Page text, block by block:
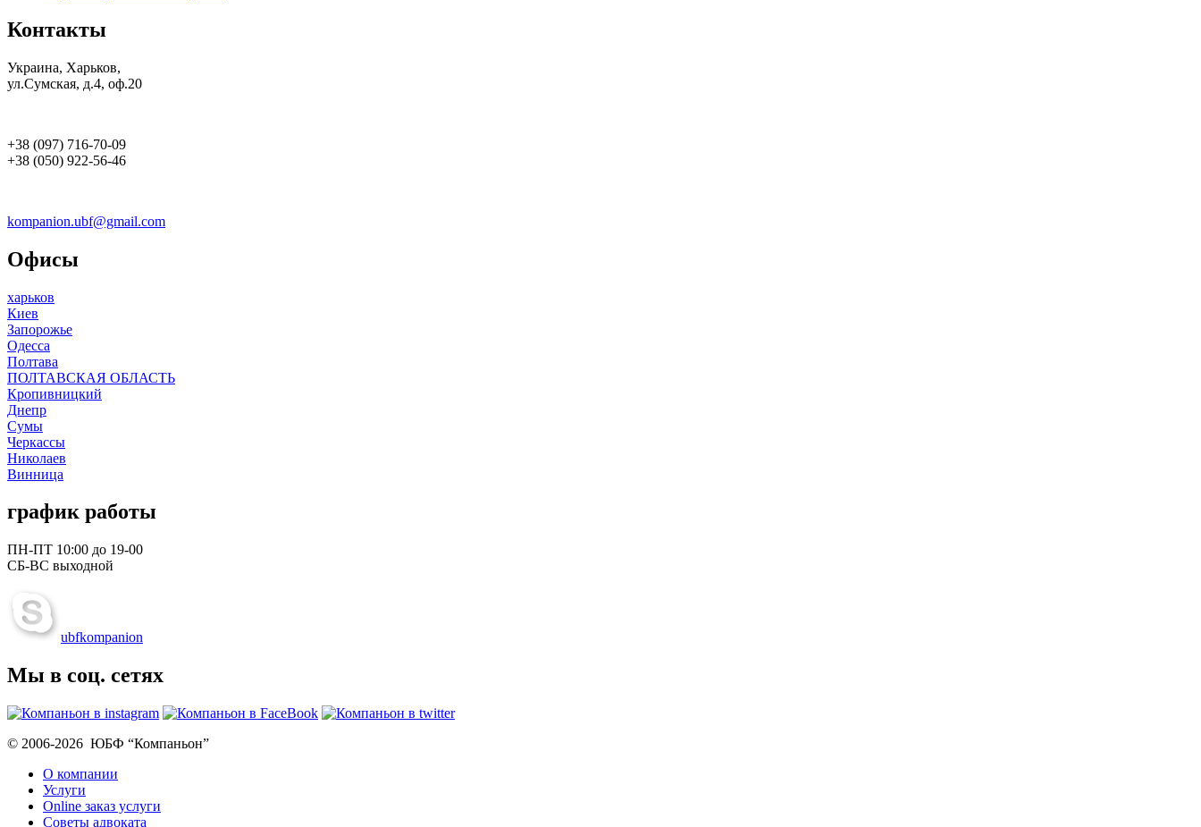
Контакты
Украина, Харьков,
ул.Сумская, д.4, оф.20
+38 (097) 716-70-09
+38 (050) 922-56-46
kompanion.ubf@gmail.com
Офисы
харьков
Киев
Запорожье
Одесса
Полтава
ПОЛТАВСКАЯ ОБЛАСТЬ
Кропивницкий
Днепр
Сумы
Черкассы
Николаев
Винница
график работы
ПН-ПТ 10:00 до 19-00
СБ-ВС выходной
ubfkompanion
Мы в соц. сетях
© 2006-2026 ЮБФ “Компаньон”
О компании
Услуги
Online заказ услуги
Советы адвоката